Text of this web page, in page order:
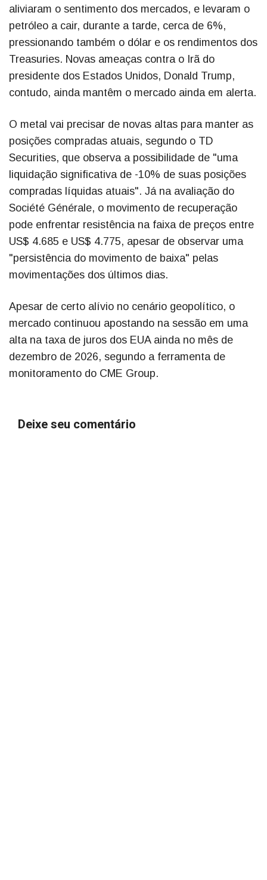
aliviaram o sentimento dos mercados, e levaram o
petróleo a cair, durante a tarde, cerca de 6%,
pressionando também o dólar e os rendimentos dos
Treasuries. Novas ameaças contra o Irã do
presidente dos Estados Unidos, Donald Trump,
contudo, ainda mantêm o mercado ainda em alerta.
O metal vai precisar de novas altas para manter as
posições compradas atuais, segundo o TD
Securities, que observa a possibilidade de "uma
liquidação significativa de -10% de suas posições
compradas líquidas atuais". Já na avaliação do
Société Générale, o movimento de recuperação
pode enfrentar resistência na faixa de preços entre
US$ 4.685 e US$ 4.775, apesar de observar uma
"persistência do movimento de baixa" pelas
movimentações dos últimos dias.
Apesar de certo alívio no cenário geopolítico, o
mercado continuou apostando na sessão em uma
alta na taxa de juros dos EUA ainda no mês de
dezembro de 2026, segundo a ferramenta de
monitoramento do CME Group.
Deixe seu comentário